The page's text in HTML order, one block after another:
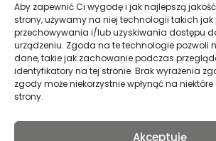
Aby zapewnić Ci wygodę i jak najlepszą
strony, używamy na niej technologii takich
przechowywania i/lub uzyskiwania dostępu
urządzeniu. Zgoda na te technologie pozwoli
dane, takie jak zachowanie podczas
identyfikatory na tej stronie. Brak wyrażenia
zgody może niekorzystnie wpłynąć na
strony.
Akceptuję
Deklaracja dostępności
Polityka prywatności
Mapa strony
Profil Archiwa
Profil